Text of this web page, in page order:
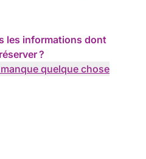
les informations dont
?
quelque chose